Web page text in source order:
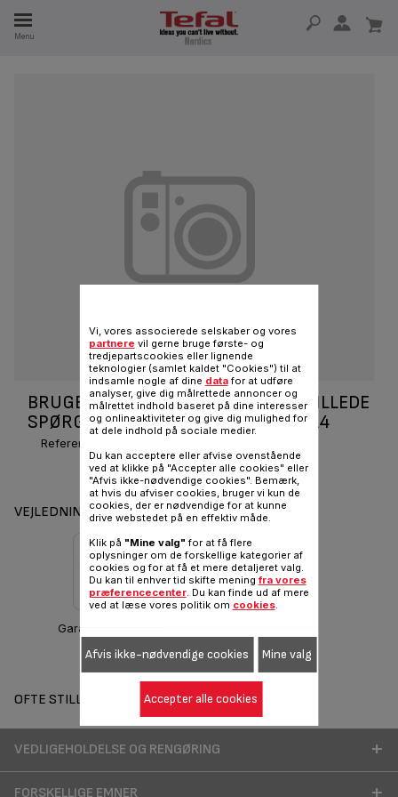
Menu
BRUGERVEJLEDNINGER OG OFTE STILLEDE
SPØRGSMÅL OSTESKÆRER K2074214
Reference :
VEJLEDNINGER OG GARANTI
Garantioplysninger
OFTE STILLEDE SPØRGSMÅL
VEDLIGEHOLDELSE OG RENGØRING
FORSKELLIGE EMNER
Vi, vores associerede selskaber og vores
partnere vil gerne bruge første- og
tredjepartscookies eller lignende
teknologier (samlet kaldet "Cookies") til at
indsamle nogle af dine datafor at udføre
analyser, give dig målrettede annoncer og
målrettet indhold baseret på dine interesser
og onlineaktiviteter og give dig mulighed for
at dele indhold på sociale medier.
Du kan acceptere eller afvise ovenstående
ved at klikke på "Accepter alle cookies" eller
"Afvis ikke-nødvendige cookies". Bemærk,
at hvis du afviser cookies, bruger vi kun de
cookies, der er nødvendige for at kunne
drive webstedet på en effektiv måde.
Klik på "Mine valg" for at få flere
oplysninger om de forskellige kategorier af
cookies og for at få et mere detaljeret valg.
Du kan til enhver tid skifte mening fra vores
præferencecenter. Du kan finde ud af mere
ved at læse vores politik om cookies.
Afvis ikke-nødvendige cookies Mine valg
Accepter alle cookies